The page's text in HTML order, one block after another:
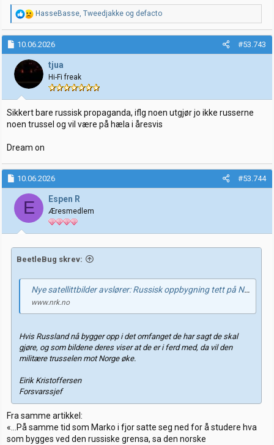
R
e
a
k
s
j
o
n
r
:
HasseBasse, Tweedjakke og defacto
10.06.2026 #53.743
tjua
Hi-Fi freak
Sikkert bare russisk propaganda, iflg noen utgjør jo ikke russerne
noen trussel og vil være på hæla i åresvis
Dream on
10.06.2026 #53.744
E Espen R
Æresmedlem
BeetleBug skrev:
Nye satellittbilder avslører: Russisk oppbygning tett på Norge
www.nrk.no
Hvis Russland nå bygger opp i det omfanget de har sagt de skal
gjøre, og som bildene deres viser at de er i ferd med, da vil den
militære trusselen mot Norge øke.
Eirik Kristoffersen
Forsvarssjef
Fra samme artikkel:
«…På samme tid som Marko i fjor satte seg ned for å studere hva
som bygges ved den russiske grensa, sa den norske